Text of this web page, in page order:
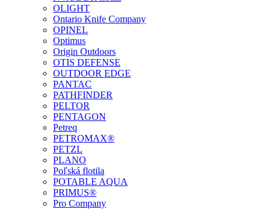
OLIGHT
Ontario Knife Company
OPINEL
Optimus
Origin Outdoors
OTIS DEFENSE
OUTDOOR EDGE
PANTAC
PATHFINDER
PELTOR
PENTAGON
Petreq
PETROMAX®
PETZL
PLANO
Poľská flotila
POTABLE AQUA
PRIMUS®
Pro Company